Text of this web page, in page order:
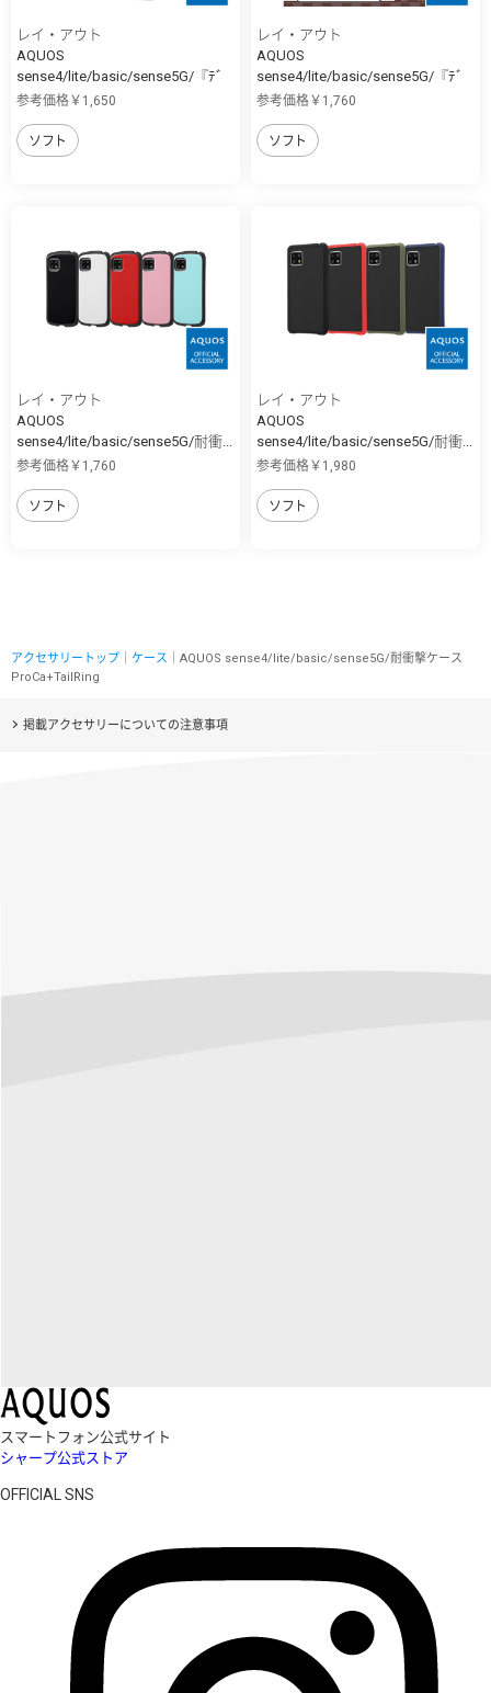
レイ・アウト
AQUOS
sense4/lite/basic/sense5G/『ﾃﾞ
ｨ...
参考価格￥1,650
ソフト
レイ・アウト
AQUOS
sense4/lite/basic/sense5G/『ﾃﾞ
ｨ...
参考価格￥1,760
ソフト
レイ・アウト
AQUOS
sense4/lite/basic/sense5G/耐衝...
参考価格￥1,760
ソフト
レイ・アウト
AQUOS
sense4/lite/basic/sense5G/耐衝...
参考価格￥1,980
ソフト
アクセサリートップ ケース ｜AQUOS sense4/lite/basic/sense5G/耐衝撃ケース
ProCa+TailRing
掲載アクセサリーについての注意事項
スマートフォン公式サイト
シャープ公式ストア
OFFICIAL SNS